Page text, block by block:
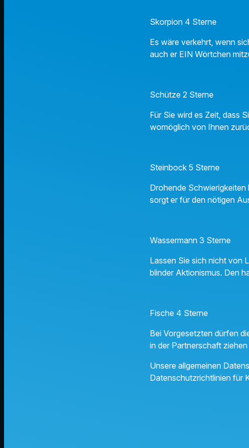
Skorpion 4 Sterne
Es wäre verkehrt, wenn
auch er EIN Wörtchen
Schütze 2 Sterne
Für Sie wird es Zeit, dass
womöglich von Ihnen
Steinbock 5 Sterne
Drohende Schwierigkeiten
sorgt er für den nötigen
Wassermann 3 Sterne
Lassen Sie sich nicht von
blinder Aktionismus. Den
Fische 4 Sterne
Bei Vorgesetzten dürfen
in der Partnerschaft
Unsere allgemeinen
Datenschutzrichtlinien für